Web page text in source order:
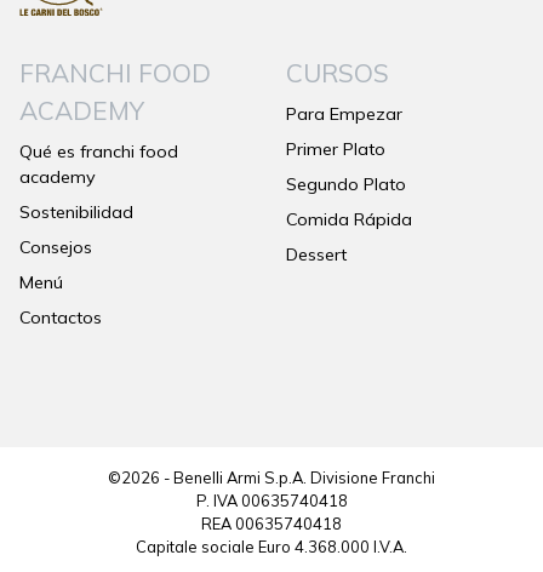
FRANCHI FOOD
ACADEMY
Qué es franchi food
academy
Sostenibilidad
Consejos
Menú
Contactos
CURSOS
Para Empezar
Primer Plato
Segundo Plato
Comida Rápida
Dessert
©2026 - Benelli Armi S.p.A. Divisione Franchi
P. IVA 00635740418
REA 00635740418
Capitale sociale Euro 4.368.000 I.V.A.